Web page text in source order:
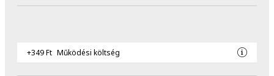
+349 Ft Működési költség